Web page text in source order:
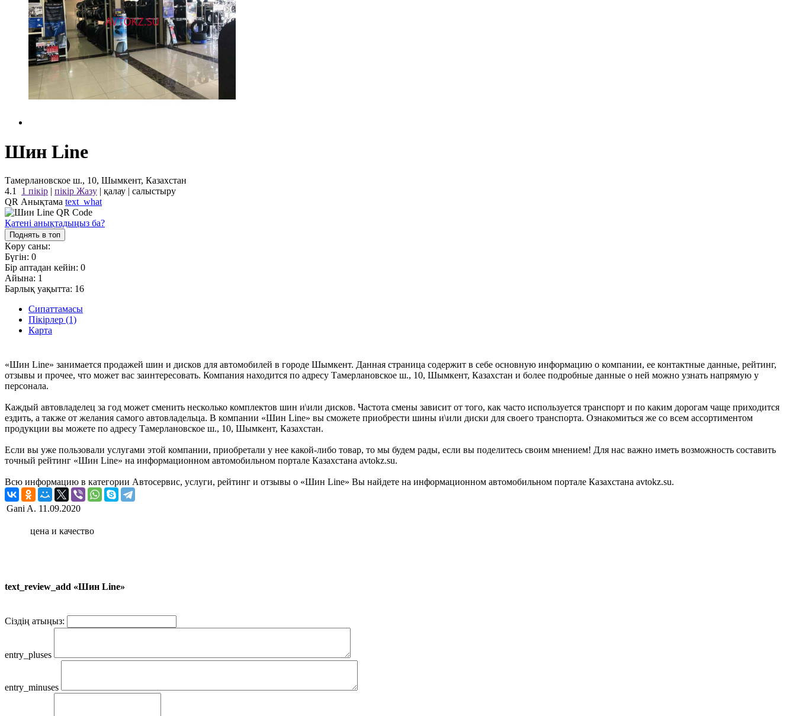
Шин Line
Тамерлановское ш., 10, Шымкент, Казахстан
4.1
1 пікір | пікір Жазу | қалау | салыстыру
QR Анықтама text_what
Қатені анықтадыңыз ба?
Поднять в топ
Көру саны:
Бүгін: 0
Бір аптадан кейін: 0
Айына: 1
Барлық уақытта: 16
Сипаттамасы
Пікірлер (1)
Карта
«Шин Line» занимается продажей шин и дисков для автомобилей в городе Шымкент. Данная страница содержит в себе основную информацию о компании, ее контактные данные, рейтинг,
отзывы и прочее, что может вас заинтересовать. Компания находится по адресу Тамерлановское ш., 10, Шымкент, Казахстан и более подробные данные о ней можно узнать напрямую у
персонала.
Каждый автовладелец за год может сменить несколько комплектов шин и\или дисков. Частота смены зависит от того, как часто используется транспорт и по каким дорогам чаще приходится
ездить, а также от желания самого автовладельца. В компании «Шин Line» вы сможете приобрести шины и\или диски для своего транспорта. Ознакомиться же со всем ассортиментом
продукции вы можете по адресу Тамерлановское ш., 10, Шымкент, Казахстан.
Если вы уже пользовали услугами этой компании, приобретали у нее какой-либо товар, то мы будем рады, если вы поделитесь своим мнением! Для нас важно иметь возможность составить
точный рейтинг «Шин Line» на информационном автомобильном портале Казахстана avtokz.su.
Всю информацию в категории Автосервис, услуги, рейтинг и отзывы о «Шин Line» Вы найдете на информационном автомобильном портале Казахстана avtokz.su.
Gani A. 11.09.2020
цена и качество
text_review_add «Шин Line»
Сіздің атыңыз:
entry_pluses
entry_minuses